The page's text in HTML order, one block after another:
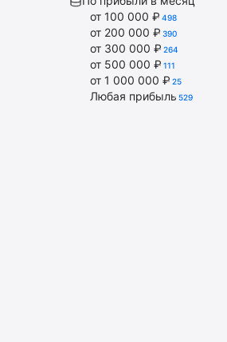
от 100 000 ₽ 498
от 200 000 ₽ 390
от 300 000 ₽ 264
от 500 000 ₽ 111
от 1 000 000 ₽ 25
Любая прибыль 529